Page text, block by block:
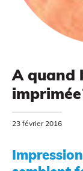
A quand
23 février 2016